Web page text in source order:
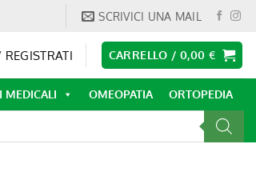
SCRIVICI UNA MAIL
CARRELLO /0,00€
MEDICALI OMEOPATIA ORTOPEDIA